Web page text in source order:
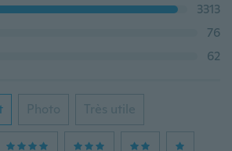
3313
76
62
Photo Très utile